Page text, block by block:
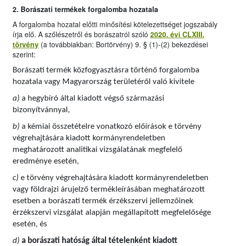
2. Borászati termékek forgalomba hozatala
A forgalomba hozatal előtti minősítési kötelezettséget jogszabály
írja elő. A szőlészetről és borászatról szóló 2020. évi CLXIII.
törvény (a továbbiakban: Bortörvény) 9. § (1)-(2) bekezdései
szerint:
Borászati termék közfogyasztásra történő forgalomba
hozatala vagy Magyarország területéről való kivitele
a) a hegybíró által kiadott végső származási
bizonyítvánnyal,
b) a kémiai összetételre vonatkozó előírások e törvény
végrehajtására kiadott kormányrendeletben
meghatározott analitikai vizsgálatának megfelelő
eredménye esetén,
c) e törvény végrehajtására kiadott kormányrendeletben
vagy földrajzi árujelző termékleírásában meghatározott
esetben a borászati termék érzékszervi jellemzőinek
érzékszervi vizsgálat alapján megállapított megfelelősége
esetén, és
d) a borászati hatóság által tételenként kiadott